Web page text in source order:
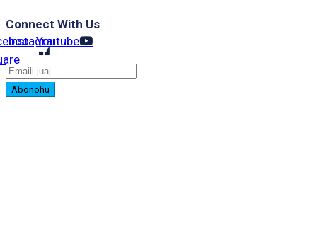
Connect With Us
Instagram
Youtube